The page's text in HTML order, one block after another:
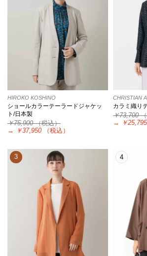
HIROKO KOSHINO
ショールカラーテーラードジャケッ
ト/日本製
￥75,900（税込）
→
￥37,950 （税込）
CHRISTIAN
カラミ織り
￥73,700
→
￥25,795
3 4